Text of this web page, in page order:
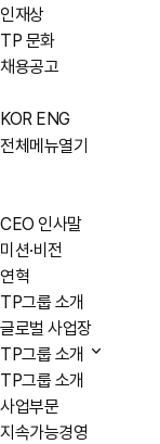
인재상
TP 문화
채용공고
KOR ENG
전체메뉴열기
CEO 인사말
미션·비전
연혁
TP그룹 소개
글로벌 사업장
TP그룹 소개
TP그룹 소개
사업부문
지속가능경영